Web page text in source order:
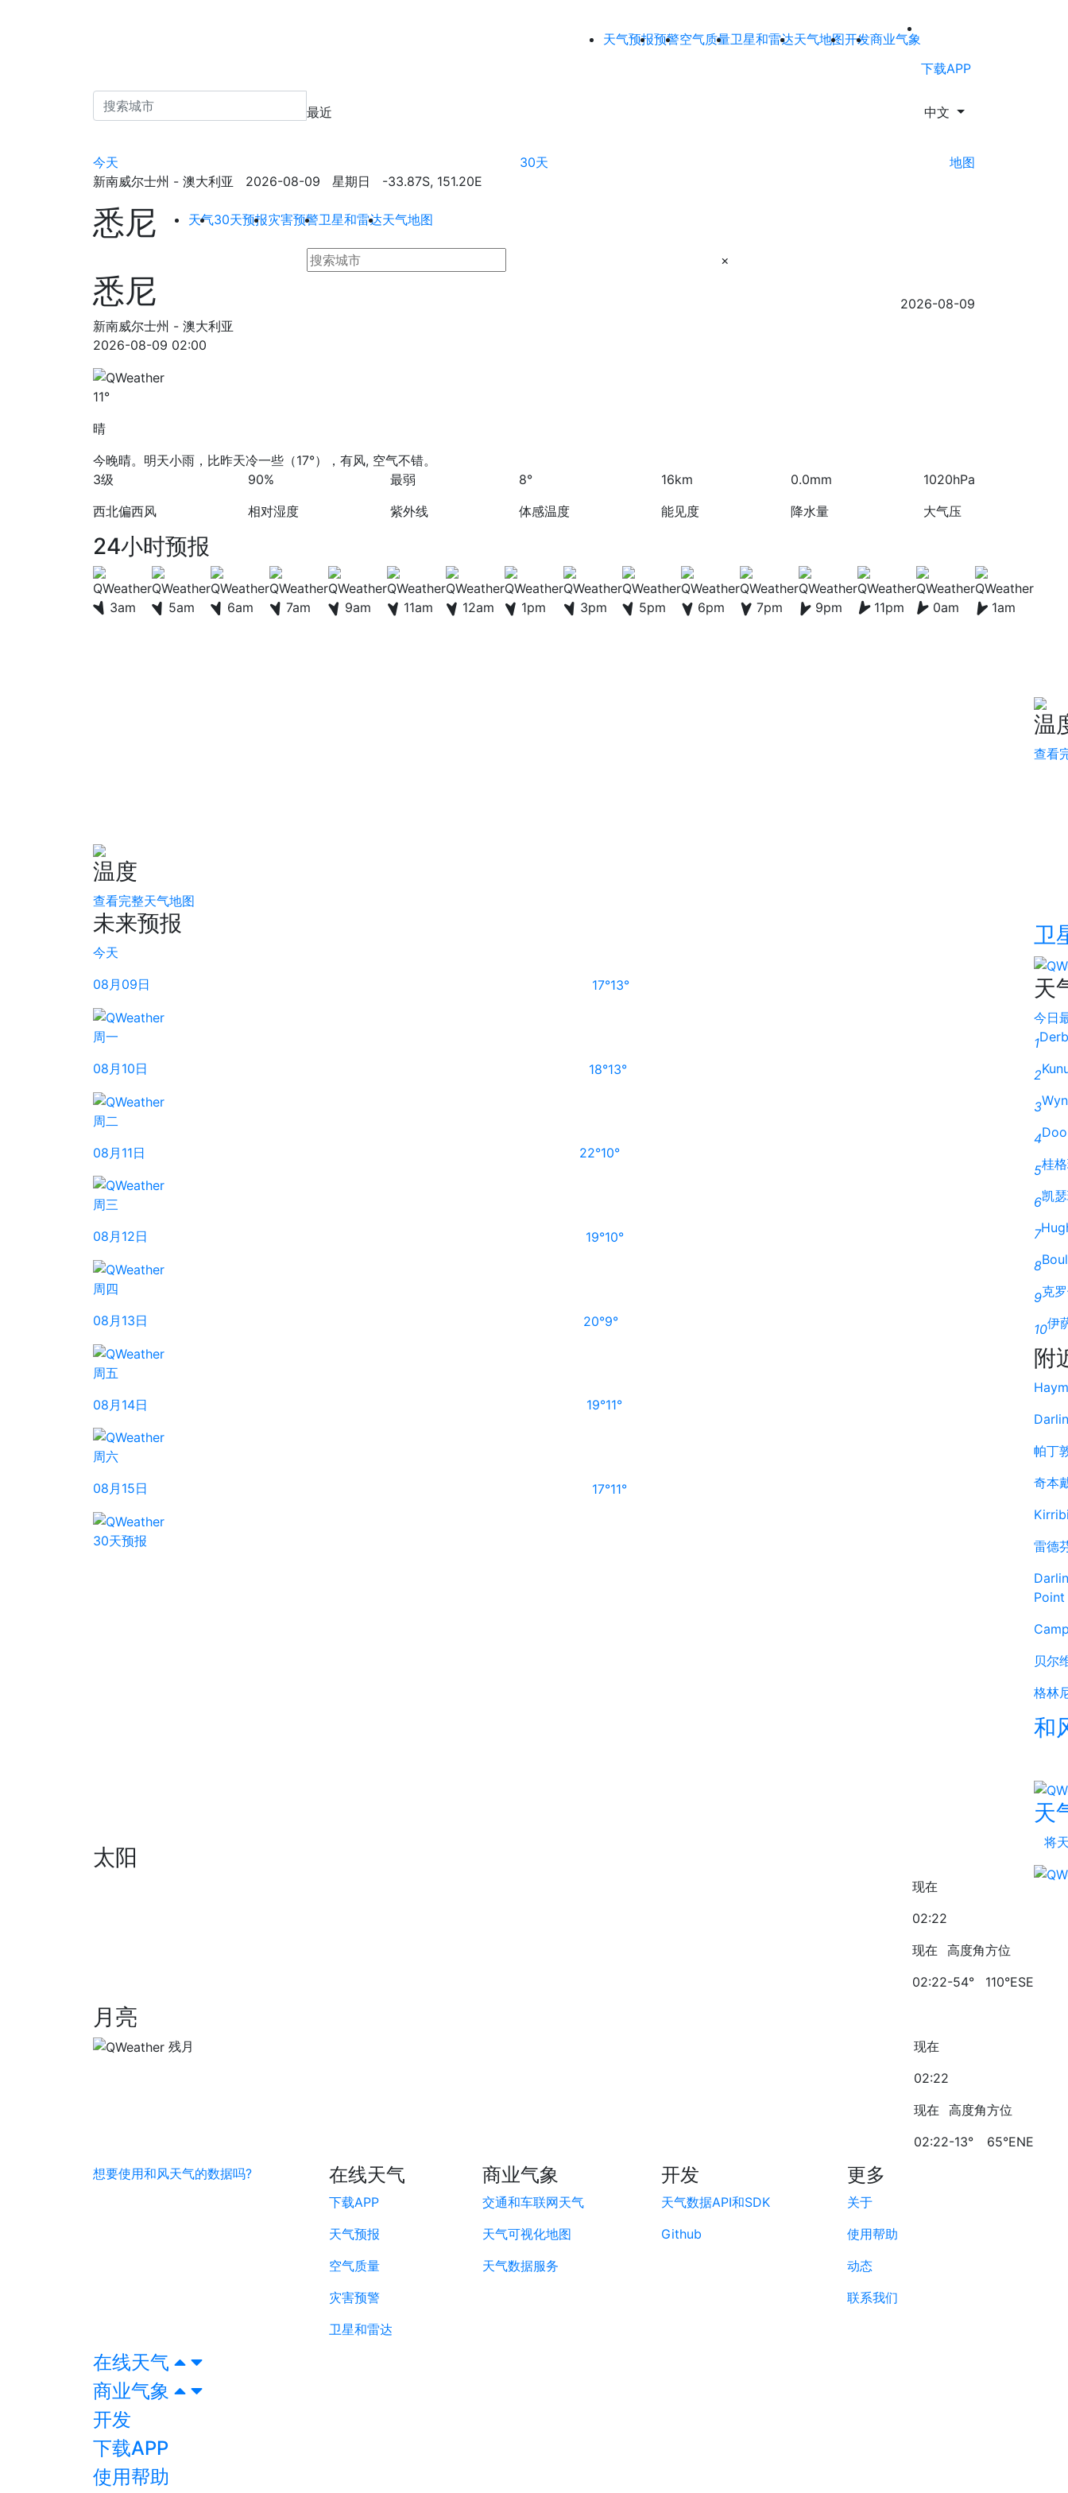
天气预报预警空气质量卫星和雷达天气地图开发商业气象
下载APP
最近 中文
今天 30天
地图
新南威尔士州 - 澳大利亚 2026-08-09 星期日 -33.87S, 151.20E
悉尼 天气30天预报灾害预警卫星和雷达天气地图
×
悉尼
新南威尔士州 - 澳大利亚
2026-08-09
2026-08-09 02:00
11°
晴
今晚晴。明天小雨，比昨天冷一些（17°），有风, 空气不错。
3级
西北偏西风
90%
相对湿度
最弱
紫外线
8°
体感温度
16km
能见度
0.0mm
降水量
1020hPa
大气压
24小时预报
3am 5am 6am 7am 9am 11am 12am 1pm 3pm 5pm 6pm 7pm 9pm 11pm 0am 1am
温度
查看完整天气地图
未来预报
今天
08月09日
17°13°
周一
08月10日
18°13°
周二
08月11日
22°10°
周三
08月12日
19°10°
周四
08月13日
20°9°
周五
08月14日
19°11°
周六
08月15日
17°11°
30天预报
太阳
现在
02:22
现在
02:22
高度角
-54°
方位
110°ESE
月亮
残月
现在
02:22
现在
02:22
高度角
-13°
方位
65°ENE
温
查看
卫
天
今日
1
2
3
4
5桂
6凯
7
8
9克
10伊
附
帕丁
奇本
雷德
Point
贝尔
格林
和
天
将
想要使用和风天气的数据吗? 在线天气
下载APP
天气预报
空气质量
灾害预警
卫星和雷达
商业气象
交通和车联网天气
天气可视化地图
天气数据服务
开发
天气数据API和SDK
Github
更多
关于
使用帮助
动态
联系我们
在线天气
商业气象
开发
下载APP
使用帮助